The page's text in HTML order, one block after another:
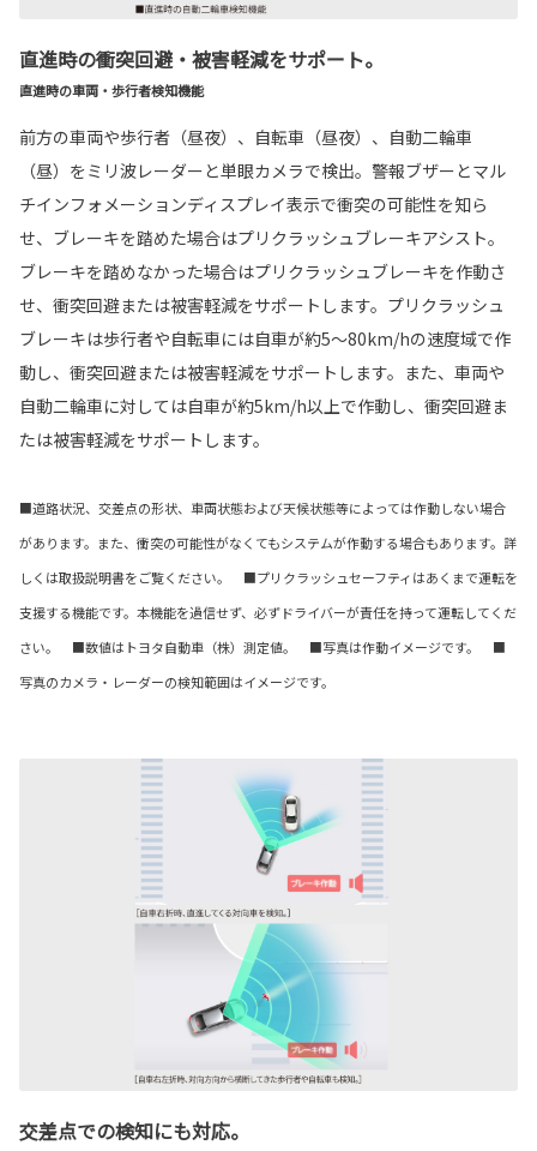
直進時の衝突回避・被害軽減をサポート。
直進時の車両・歩行者検知機能
前方の車両や歩行者（昼夜）、自転車（昼夜）、自動二輪車
（昼）をミリ波レーダーと単眼カメラで検出。警報ブザーとマル
チインフォメーションディスプレイ表示で衝突の可能性を知ら
せ、ブレーキを踏めた場合はプリクラッシュブレーキアシスト。
ブレーキを踏めなかった場合はプリクラッシュブレーキを作動さ
せ、衝突回避または被害軽減をサポートします。プリクラッシュ
ブレーキは歩行者や自転車には自車が約5〜80km/hの速度域で作
動し、衝突回避または被害軽減をサポートします。また、車両や
自動二輪車に対しては自車が約5km/h以上で作動し、衝突回避ま
たは被害軽減をサポートします。
■道路状況、交差点の形状、車両状態および天候状態等によっては作動しない場合
があります。また、衝突の可能性がなくてもシステムが作動する場合もあります。詳
しくは取扱説明書をご覧ください。 ■プリクラッシュセーフティはあくまで運転を
支援する機能です。本機能を過信せず、必ずドライバーが責任を持って運転してくだ
さい。 ■数値はトヨタ自動車（株）測定値。 ■写真は作動イメージです。 ■
写真のカメラ・レーダーの検知範囲はイメージです。
交差点での検知にも対応。